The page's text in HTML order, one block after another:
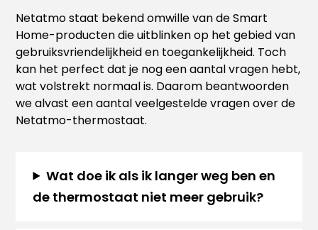
Netatmo staat bekend omwille van de Smart
Home-producten die uitblinken op het gebied van
gebruiksvriendelijkheid en toegankelijkheid. Toch
kan het perfect dat je nog een aantal vragen hebt,
wat volstrekt normaal is. Daarom beantwoorden
we alvast een aantal veelgestelde vragen over de
Netatmo-thermostaat.
Wat doe ik als ik langer weg ben en
de thermostaat niet meer gebruik?